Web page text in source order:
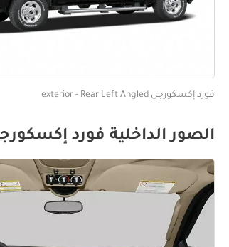
فورد إكسكورجن exterior - Rear Left Angled
الصور الداخلية فورد